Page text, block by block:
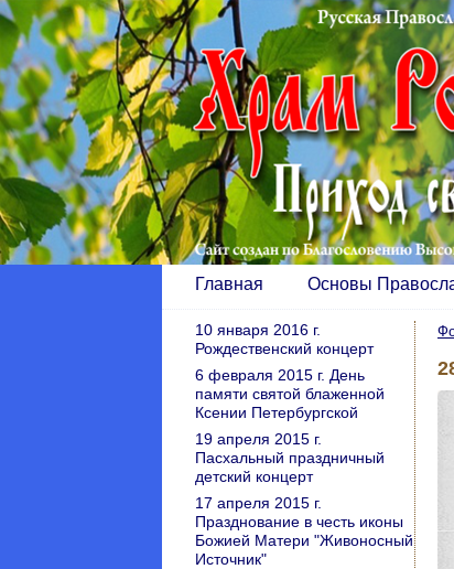
Главная Основы
10 января 2016 г.
Рождественский концерт
6 февраля 2015 г. День
памяти святой блаженной
Ксении Петербургской
19 апреля 2015 г.
Пасхальный праздничный
детский концерт
17 апреля 2015 г.
Празднование в честь иконы
Божией Матери "Живоносный
Источник"